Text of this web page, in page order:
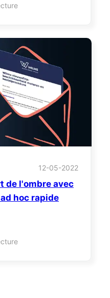
12-05-2022
de l'ombre avec
hoc rapide